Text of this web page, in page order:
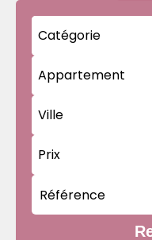
Catégorie
Appartement
Ville
Prix